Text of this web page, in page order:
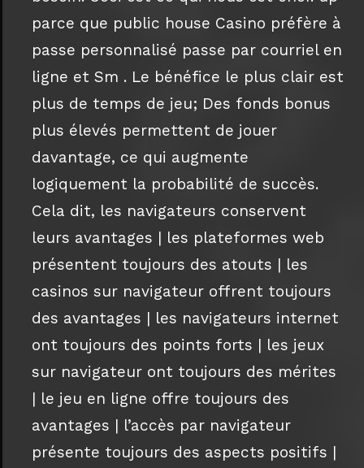
parce que public house Casino préfère à
passe personnalisé passe par courriel en
ligne et Sm . Le bénéfice le plus clair est
plus de temps de jeu; Des fonds bonus
plus élevés permettent de jouer
davantage, ce qui augmente
logiquement la probabilité de succès.
Cela dit, les navigateurs conservent
leurs avantages | les plateformes web
présentent toujours des atouts | les
casinos sur navigateur offrent toujours
des avantages | les navigateurs internet
ont toujours des points forts | les jeux
sur navigateur ont toujours des mérites
| le jeu en ligne offre toujours des
avantages | l’accès par navigateur
présente toujours des aspects positifs |